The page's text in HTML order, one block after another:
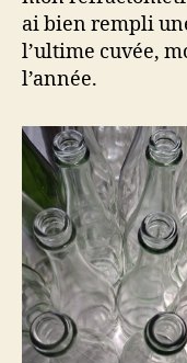
ai bien rempli
l’ultime cuvée,
l’année.